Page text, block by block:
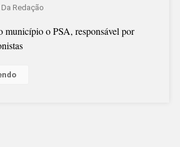
Da Redação
município o PSA, responsável por